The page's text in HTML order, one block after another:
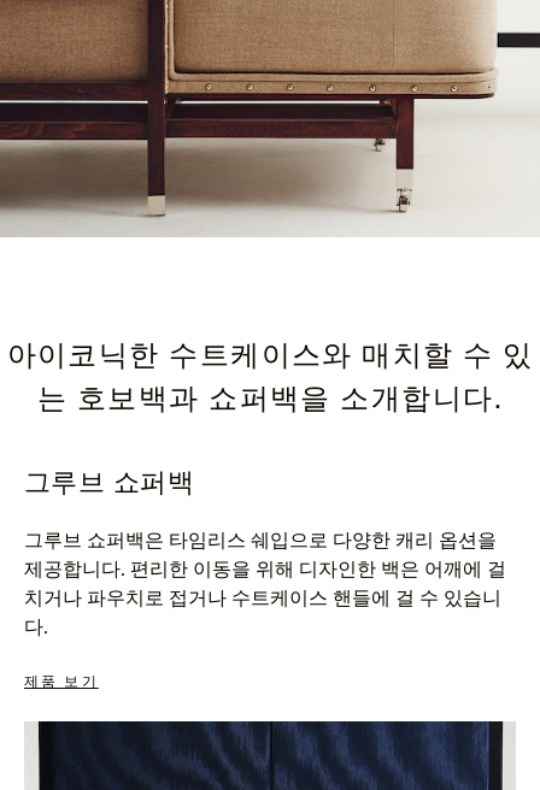
아이코닉한 수트케이스와 매치할 수 있
는 호보백과 쇼퍼백을 소개합니다.
그루브 쇼퍼백
그루브 쇼퍼백은 타임리스 쉐입으로 다양한 캐리 옵션을
제공합니다. 편리한 이동을 위해 디자인한 백은 어깨에 걸
치거나 파우치로 접거나 수트케이스 핸들에 걸 수 있습니
다.
제품 보기